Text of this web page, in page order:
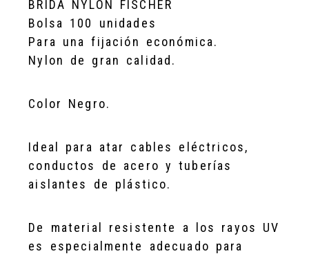
BRIDA NYLON FISCHER
Bolsa 100 unidades
Para una fijación económica.
Nylon de gran calidad.
Color Negro.
Ideal para atar cables eléctricos,
conductos de acero y tuberías
aislantes de plástico.
De material resistente a los rayos UV
es especialmente adecuado para